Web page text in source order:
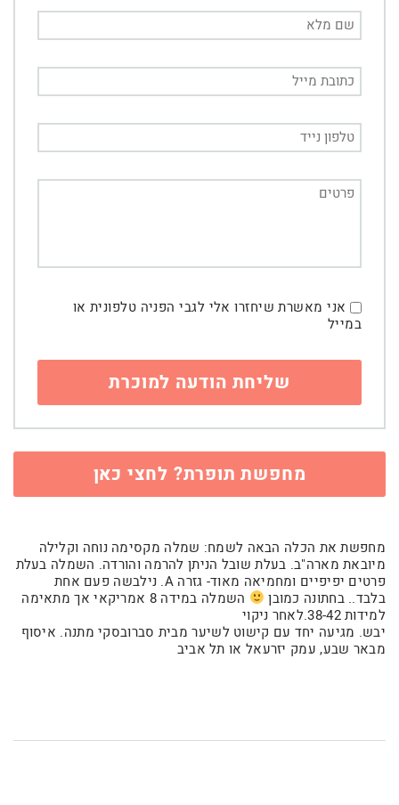
אני מאשרת שיחזרו אלי לגבי הפניה טלפונית או
במייל
מחפשת תופרת? לחצי כאן
מחפשת את הכלה הבאה לשמח: שמלה מקסימה נוחה וקלילה
מיובאת מארה"ב. בעלת שובל הניתן להרמה והורדה. השמלה בעלת
פרטים יפיפיים ומחמיאה מאוד- גזרה A. נילבשה פעם אחת
בלבד.. בחתונה כמובן
השמלה במידה 8 אמריקאי אך מתאימה
למידות 38-42.לאחר ניקוי
יבש. מגיעה יחד עם קישוט לשיער מבית סברובסקי מתנה. איסוף
מבאר שבע, עמק יזרעאל או תל אביב